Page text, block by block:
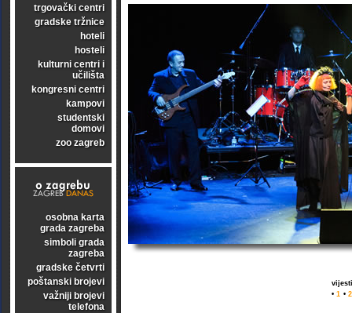
trgovački centri
gradske tržnice
hoteli
hosteli
kulturni centri i
učilišta
kongresni centri
kampovi
studentski
domovi
zoo zagreb
osobna karta
grada zagreba
simboli grada
zagreba
gradske četvrti
poštanski brojevi
važniji brojevi
telefona
• 1 • 2